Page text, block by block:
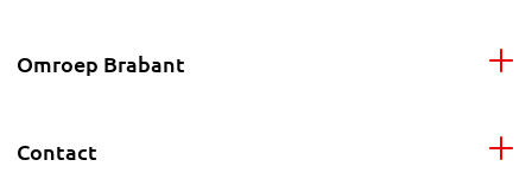
Omroep Brabant
Contact